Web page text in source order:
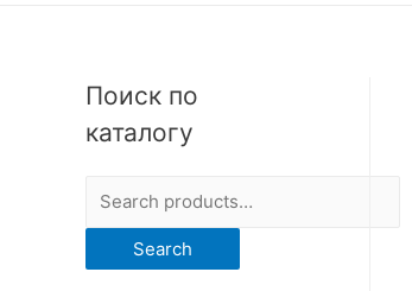
Поиск по
каталогу
e
a
Search